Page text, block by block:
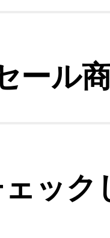
ール
ック